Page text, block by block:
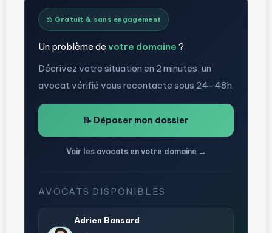
⚖️ Gratuit & sans engagement
Un problème de votre domaine ?
Décrivez votre situation en 2 minutes, un
avocat vérifié vous recontacte sous 24-48h.
📝 Déposer mon dossier
Voir les avocats en votre domaine →
AVOCATS DISPONIBLES
Adrien Bansard